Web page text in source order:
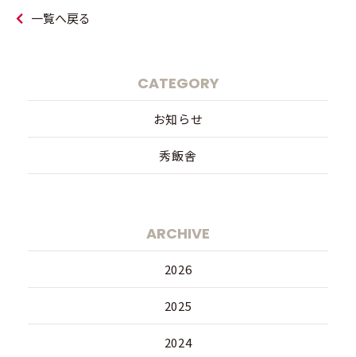
一覧へ戻る
CATEGORY
お知らせ
秀飯舎
ARCHIVE
2026
2025
2024